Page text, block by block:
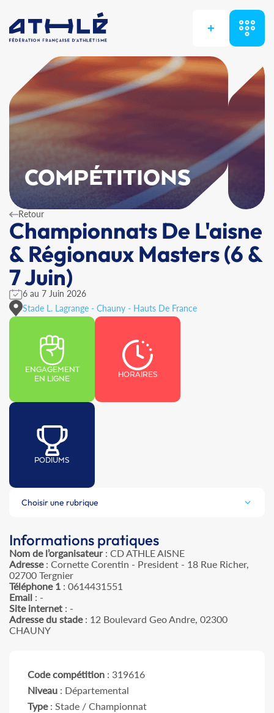
+
COMPÉTITIONS
Retour
Championnats De L'aisne
& Régionaux Masters (6 &
7 Juin)
6 au 7 Juin 2026
Stade L. Lagrange - Chauny - Hauts De France
ENGAGEMENT
EN LIGNE
HORAIRES
PODIUMS
Choisir une rubrique
Informations pratiques
Nom de l’organisateur: CD ATHLE AISNE
Adresse: Cornette Corentin - President - 18 Rue Richer,
02700 Tergnier
Téléphone 1 : 0614431551
Email : -
Site internet : -
Adresse du stade: 12 Boulevard Geo Andre, 02300
CHAUNY
Code compétition : 319616
Niveau : Départemental
Type: Stade / Championnat